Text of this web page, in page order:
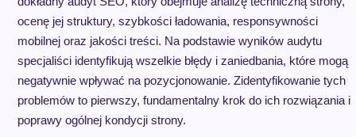
ocenę jej struktury, szybkości ładowania, responsywności
mobilnej oraz jakości treści. Na podstawie wyników audytu
specjaliści identyfikują wszelkie błędy i zaniedbania, które mogą
negatywnie wpływać na pozycjonowanie. Zidentyfikowanie tych
problemów to pierwszy, fundamentalny krok do ich rozwiązania i
poprawy ogólnej kondycji strony.